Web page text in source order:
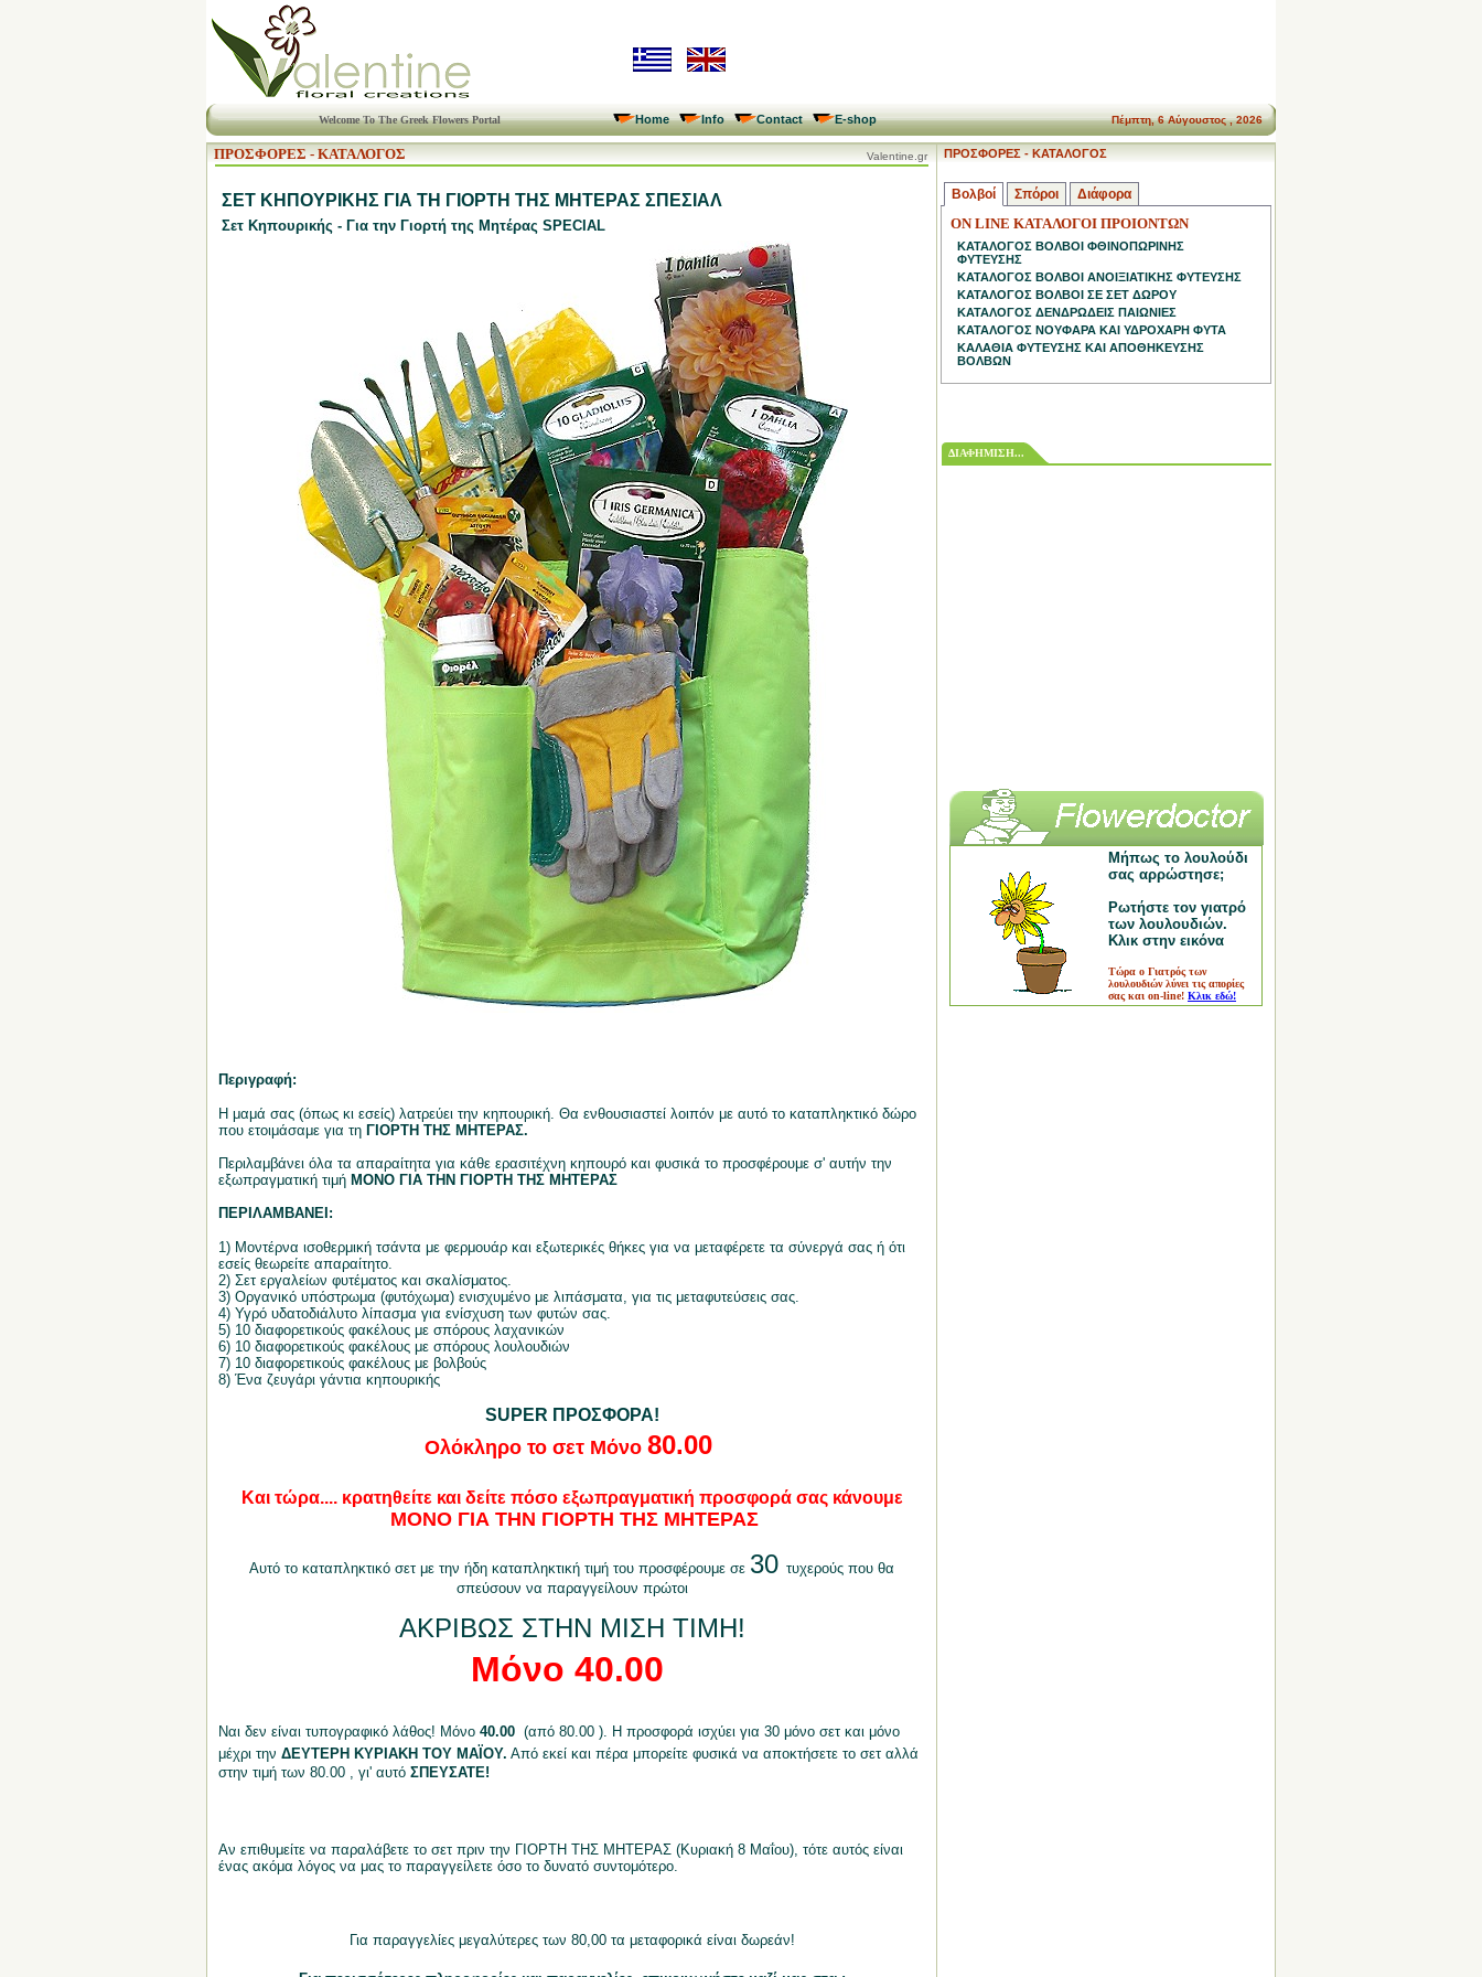
Welcome To The Greek Flowers Portal Home Info Contact E-shop Πέμπτη, 6 Αύγουστος , 2026
ΠΡΟΣΦΟΡΕΣ - ΚΑΤΑΛΟΓΟΣ Valentine.gr
ΣΕΤ ΚΗΠΟΥΡΙΚΗΣ ΓΙΑ ΤΗ ΓΙΟΡΤΗ ΤΗΣ ΜΗΤΕΡΑΣ ΣΠΕΣΙΑΛ
Σετ Κηπουρικής - Για την Γιορτή της Μητέρας SPECIAL
Περιγραφή:
Η μαμά σας (όπως κι εσείς) λατρεύει την κηπουρική. Θα ενθουσιαστεί λοιπόν με αυτό το καταπληκτικό δώρο
που ετοιμάσαμε για τη ΓΙΟΡΤΗ ΤΗΣ ΜΗΤΕΡΑΣ.
Περιλαμβάνει όλα τα απαραίτητα για κάθε ερασιτέχνη κηπουρό και φυσικά το προσφέρουμε σ' αυτήν την
εξωπραγματική τιμή ΜΟΝΟ ΓΙΑ ΤΗΝ ΓΙΟΡΤΗ ΤΗΣ ΜΗΤΕΡΑΣ
ΠΕΡΙΛΑΜΒΑΝΕΙ:
1) Μοντέρνα ισοθερμική τσάντα με φερμουάρ και εξωτερικές θήκες για να μεταφέρετε τα σύνεργά σας ή ότι
εσείς θεωρείτε απαραίτητο.
2) Σετ εργαλείων φυτέματος και σκαλίσματος.
3) Οργανικό υπόστρωμα (φυτόχωμα) ενισχυμένο με λιπάσματα, για τις μεταφυτεύσεις σας.
4) Υγρό υδατοδιάλυτο λίπασμα για ενίσχυση των φυτών σας.
5) 10 διαφορετικούς φακέλους με σπόρους λαχανικών
6) 10 διαφορετικούς φακέλους με σπόρους λουλουδιών
7) 10 διαφορετικούς φακέλους με βολβούς
8) Ένα ζευγάρι γάντια κηπουρικής
SUPER ΠΡΟΣΦΟΡΑ!
Ολόκληρο το σετ Μόνο 80.00 
Και τώρα.... κρατηθείτε και δείτε πόσο εξωπραγματική προσφορά σας κάνουμε
ΜΟΝΟ ΓΙΑ ΤΗΝ ΓΙΟΡΤΗ ΤΗΣ ΜΗΤΕΡΑΣ
Αυτό το καταπληκτικό σετ με την ήδη καταπληκτική τιμή του προσφέρουμε σε 30 τυχερούς που θα
σπεύσουν να παραγγείλουν πρώτοι
ΑΚΡΙΒΩΣ ΣΤΗΝ ΜΙΣΗ ΤΙΜΗ!
Μόνο 40.00 
Ναι δεν είναι τυπογραφικό λάθος! Μόνο 40.00  (από 80.00 ). Η προσφορά ισχύει για 30 μόνο σετ και μόνο
μέχρι την ΔΕΥΤΕΡΗ ΚΥΡΙΑΚΗ ΤΟΥ ΜΑΪΟΥ. Από εκεί και πέρα μπορείτε φυσικά να αποκτήσετε το σετ αλλά
στην τιμή των 80.00 , γι' αυτό ΣΠΕΥΣΑΤΕ!
Αν επιθυμείτε να παραλάβετε το σετ πριν την ΓΙΟΡΤΗ ΤΗΣ ΜΗΤΕΡΑΣ (Κυριακή 8 Μαΐου), τότε αυτός είναι
ένας ακόμα λόγος να μας το παραγγείλετε όσο το δυνατό συντομότερο.
Για παραγγελίες μεγαλύτερες των 80,00 τα μεταφορικά είναι δωρεάν!
ΠΡΟΣΦΟΡΕΣ - ΚΑΤΑΛΟΓΟΣ
Βολβοί Σπόροι Διάφορα
ON LINE ΚΑΤΑΛΟΓΟΙ ΠΡΟΙΟΝΤΩΝ
ΚΑΤΑΛΟΓΟΣ ΒΟΛΒΟΙ ΦΘΙΝΟΠΩΡΙΝΗΣ
ΦΥΤΕΥΣΗΣ
ΚΑΤΑΛΟΓΟΣ ΒΟΛΒΟΙ ΑΝΟΙΞΙΑΤΙΚΗΣ ΦΥΤΕΥΣΗΣ
ΚΑΤΑΛΟΓΟΣ ΒΟΛΒΟΙ ΣΕ ΣΕΤ ΔΩΡΟΥ
ΚΑΤΑΛΟΓΟΣ ΔΕΝΔΡΩΔΕΙΣ ΠΑΙΩΝΙΕΣ
ΚΑΤΑΛΟΓΟΣ ΝΟΥΦΑΡΑ ΚΑΙ ΥΔΡΟΧΑΡΗ ΦΥΤΑ
ΚΑΛΑΘΙΑ ΦΥΤΕΥΣΗΣ ΚΑΙ ΑΠΟΘΗΚΕΥΣΗΣ
ΒΟΛΒΩΝ
ΔΙΑΦΗΜΙΣΗ...
Μήπως το λουλούδι
σας αρρώστησε;
Ρωτήστε τον γιατρό
των λουλουδιών.
Κλικ στην εικόνα
Τώρα ο Γιατρός των
λουλουδιών λύνει τις απορίες
σας και on-line! Κλικ εδώ!